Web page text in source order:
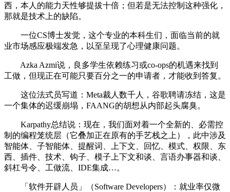
西，本人的能力天性够提拔十倍；但若是无法控制这种强化，
那就是技术上的缺陷。
一位CS博士发觉，这个专业的本科生们，面临当前的就
业市场感应极端发急，以至呈现了心理健康问题。
Azka Azmi说，良多学生依赖练习或co-ops的机遇来找到
工做，但现正在可能只要百分之一的申请者，才能收到答复。
这位法式员写道：Meta裁人数千人，谷歌聘请冻结，这是
一个集体的迟缓崩塌，FAANG的胡想从内部起头腐臭。
Karpathy总结说：现在，我们面对着一个全新的、必需控
制的编程笼统层（它叠加正在原有的手艺栈之上），此中涉及
智能体、子智能体、提醒词、上下文、回忆、模式、权限、东
西、插件、技术、钩子、模子上下文和谈、言语办事器和谈、
斜杠号令、工做流、IDE集成…。
「软件开辟人员」（Software Developers）：就业率仅微